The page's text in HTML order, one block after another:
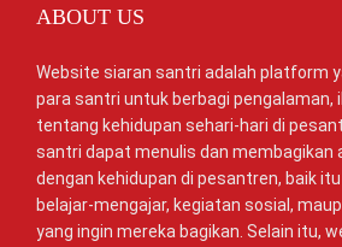
ABOUT US
Website siaran santri adalah platform
para santri untuk berbagi pengalaman,
tentang kehidupan sehari-hari di
santri dapat menulis dan membagikan
dengan kehidupan di pesantren, baik
belajar-mengajar, kegiatan sosial,
yang ingin mereka bagikan. Selain itu,